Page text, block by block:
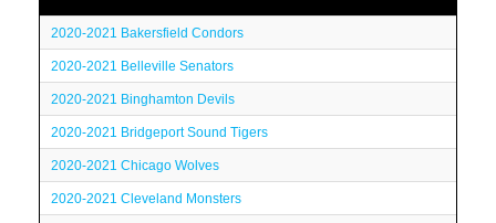
2020-2021 Bakersfield Condors
2020-2021 Belleville Senators
2020-2021 Binghamton Devils
2020-2021 Bridgeport Sound Tigers
2020-2021 Chicago Wolves
2020-2021 Cleveland Monsters